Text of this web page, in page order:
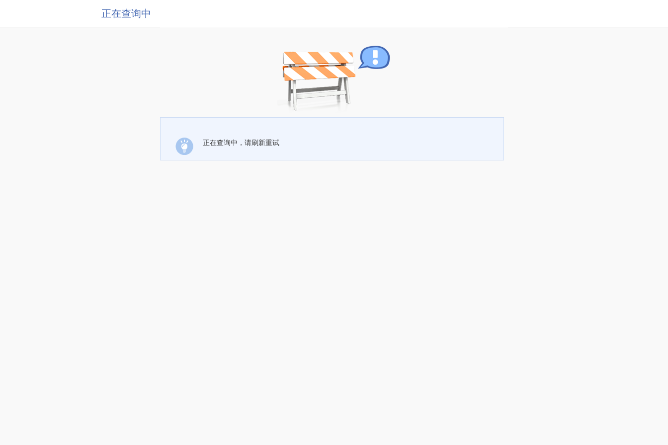
正在查询中
正在查询中，请刷新重试